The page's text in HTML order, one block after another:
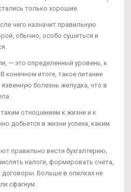
только хорошие.
чего назначит правильную
обычно, особо сушиться и
— это определенный уровень, к
конечном итоге, такое питание
болезнь желудка, что в
отношением к жизни и к
добьется в жизни успеха, каким
правильно вести бухгалтерию,
налоги, формировать счета,
договоры. Больше в опилках не
сфагнум.